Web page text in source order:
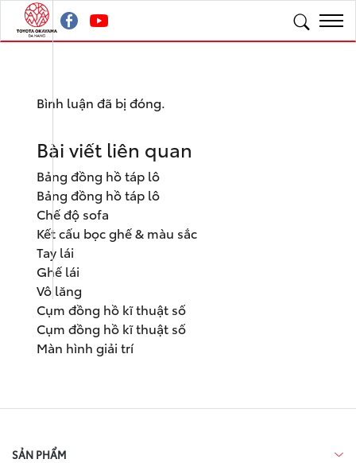
Bình luận đã bị đóng.
Bài viết liên quan
Bảng đồng hồ táp lô
Bảng đồng hồ táp lô
Chế độ sofa
Kết cấu bọc ghế & màu sắc
Tay lái
Ghế lái
Vô lăng
Cụm đồng hồ kĩ thuật số
Cụm đồng hồ kĩ thuật số
Màn hình giải trí
SẢN PHẨM